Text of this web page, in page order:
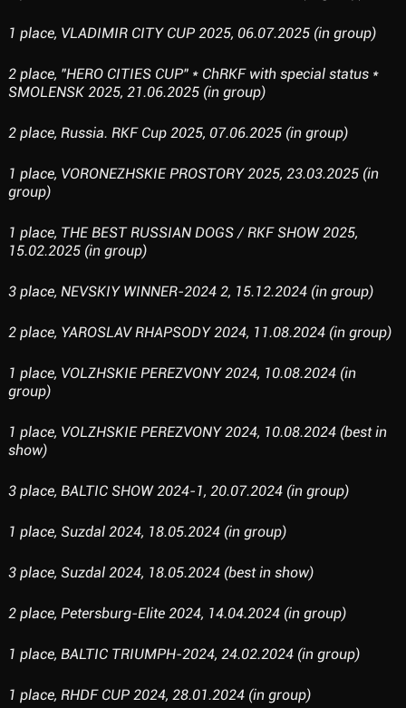
1 place, VLADIMIR CITY CUP 2025, 06.07.2025 (in group)
2 place, "HERO CITIES CUP" * ChRKF with special status *
SMOLENSK 2025, 21.06.2025 (in group)
2 place, Russia. RKF Cup 2025, 07.06.2025 (in group)
1 place, VORONEZHSKIE PROSTORY 2025, 23.03.2025 (in
group)
1 place, THE BEST RUSSIAN DOGS / RKF SHOW 2025,
15.02.2025 (in group)
3 place, NEVSKIY WINNER-2024 2, 15.12.2024 (in group)
2 place, YAROSLAV RHAPSODY 2024, 11.08.2024 (in group)
1 place, VOLZHSKIE PEREZVONY 2024, 10.08.2024 (in
group)
1 place, VOLZHSKIE PEREZVONY 2024, 10.08.2024 (best in
show)
3 place, BALTIC SHOW 2024-1, 20.07.2024 (in group)
1 place, Suzdal 2024, 18.05.2024 (in group)
3 place, Suzdal 2024, 18.05.2024 (best in show)
2 place, Petersburg-Elite 2024, 14.04.2024 (in group)
1 place, BALTIC TRIUMPH-2024, 24.02.2024 (in group)
1 place, RHDF CUP 2024, 28.01.2024 (in group)